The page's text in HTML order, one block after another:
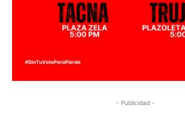
- Publicidad -